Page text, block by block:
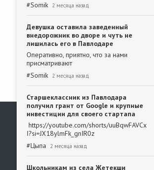
#Somik 2 месяца назад
Девушка оставила заведенный
внедорожник во дворе и чуть не
лишилась его в Павлодаре
Оперативно, приятно, что за нами
присматривают
#Somik 2 месяца назад
Старшеклассник из Павлодара
получил грант от Google и крупные
инвестиции для своего стартапа
https://youtube.com/shorts/uuBqwFAVCx
I?si=JX18ylmFk_gnIR0z
#Цыпа 2 месяца назад
Школьникам из села Жетекши